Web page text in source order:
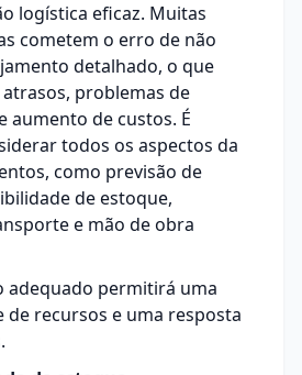
logística eficaz. Muitas
cometem o erro de não
detalhado, o que
problemas de
aumento de custos. É
todos os aspectos da
como previsão de
de estoque,
e mão de obra
adequado permitirá uma
de recursos e uma resposta